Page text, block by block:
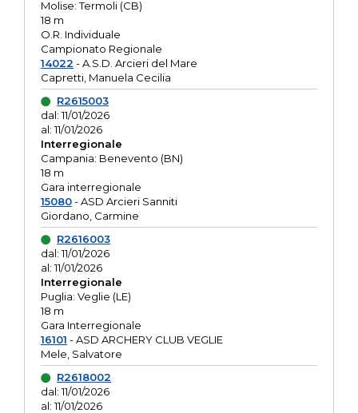
Molise: Termoli (CB)
18 m
O.R. Individuale
Campionato Regionale
14022 - A.S.D. Arcieri del Mare
Capretti, Manuela Cecilia
R2615003
dal: 11/01/2026
al: 11/01/2026
Interregionale
Campania: Benevento (BN)
18 m
Gara interregionale
15080- ASD Arcieri Sanniti
Giordano, Carmine
R2616003
dal: 11/01/2026
al: 11/01/2026
Interregionale
Puglia: Veglie (LE)
18 m
Gara Interregionale
16101 - ASD ARCHERY CLUB VEGLIE
Mele, Salvatore
R2618002
dal: 11/01/2026
al: 11/01/2026